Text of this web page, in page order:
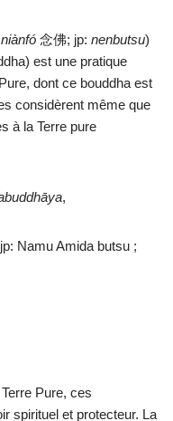
niànfó 念佛; jp: nenbutsu)
est une pratique
dont ce bouddha est
considèrent même que
à la Terre pure
,
Namu Amida butsu ;
Pure, ces
spirituel et protecteur. La